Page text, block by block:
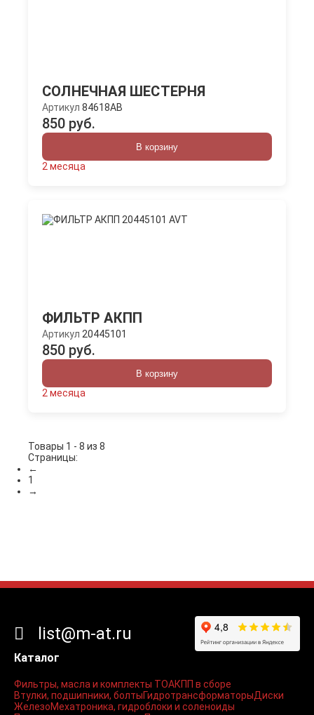
СОЛНЕЧНАЯ ШЕСТЕРНЯ
Артикул 84618AB
850 руб.
В корзину
2 месяца
ФИЛЬТР АКПП
Артикул 20445101
850 руб.
В корзину
2 месяца
Товары 1 - 8 из 8
Страницы:
←
1
→
Каталог
Фильтры, масла и комплекты ТОАКПП в сборе
Втулки, подшипники, болтыГидротрансформаторыДиски
ЖелезоМехатроника, гидроблоки и соленоиды
list@m-at.ru